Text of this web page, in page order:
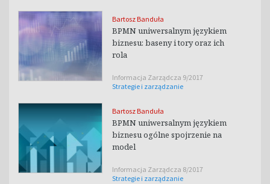
Bartosz Banduła
BPMN uniwersalnym językiem
biznesu: baseny i tory oraz ich
rola
Informacja Zarządcza 9/2017
Strategie i zarządzanie
Bartosz Banduła
BPMN uniwersalnym językiem
biznesu ogólne spojrzenie na
model
Informacja Zarządcza 8/2017
Strategie i zarządzanie